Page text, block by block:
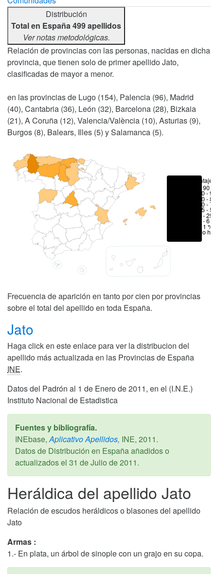
Distribución
Total en España 499 apellidos
Ver notas metodológicas.
Relación de provincias con las personas, nacidas en dicha
provincia, que tienen solo de primer apellido Jato,
clasificadas de mayor a menor.
en las provincias de Lugo (154), Palencia (96), Madrid
(40), Cantabria (36), León (32), Barcelona (28), Bizkaia
(21), A Coruña (12), Valencia/València (10), Asturias (9),
Burgos (8), Balears, Illes (5) y Salamanca (5).
Porcentajes
> 90 %
80 -
70 -
50 -
25 -
6 - 25
1 - 6 %
< 1 %
No hay
Frecuencia de aparición en tanto por cien por provincias
sobre el total del apellido en toda España.
Jato
Haga click en este enlace para ver la distribucion del
apellido más actualizada en las Provincias de España
INE.
Datos del Padrón al 1 de Enero de 2011, en el (I.N.E.)
Instituto Nacional de Estadistica
Fuentes y bibliografía.
INEbase, Aplicativo Apellidos, INE, 2011.
Datos de Distribución en España añadidos o
actualizados el 31 de Julio de 2011.
Heráldica del apellido Jato
Relación de escudos heráldicos o blasones del apellido
Jato
Armas :
1.- En plata, un árbol de sinople con un grajo en su copa.